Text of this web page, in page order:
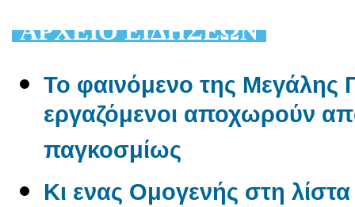
AΡΧΕΙΟ ΕΙΔΗΣΕΩΝ
Το φαινόμενο της Μεγάλης
εργαζόμενοι αποχωρούν
παγκοσμίως
Κι ενας Ομογενής στη